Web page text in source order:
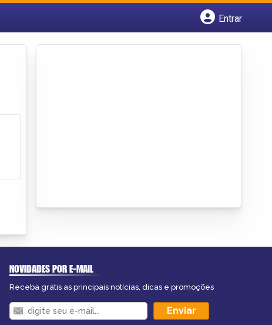
Entrar
NOVIDADES POR E-MAIL
Receba grátis as principais notícias, dicas e promoções